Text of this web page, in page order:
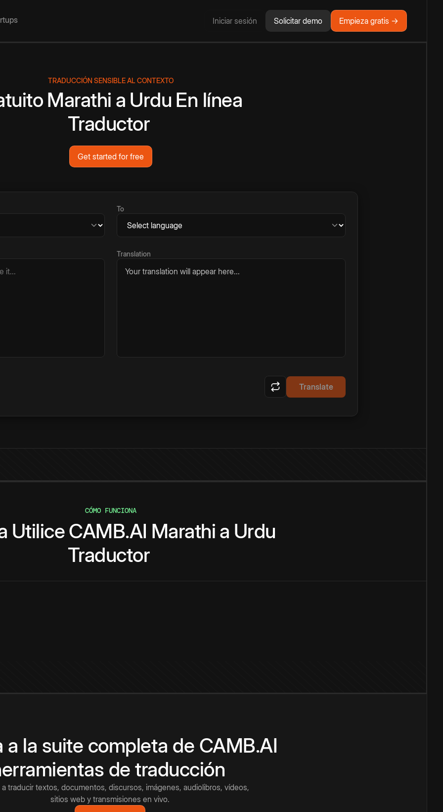
Iniciar sesión Solicitar demo Empieza gratis →
TRADUCCIÓN SENSIBLE AL CONTEXTO
Marathi a Urdu En línea
Traductor
Get started for free
To
Translation
Your translation will appear here...
Translate
CÓMO FUNCIONA
UtiliceCAMB.AI Marathi a Urdu
Traductor
a la suite completa de CAMB.AI
de traducción
a traducir textos, documentos, discursos, imágenes, audiolibros, vídeos,
sitios web y transmisiones en vivo.